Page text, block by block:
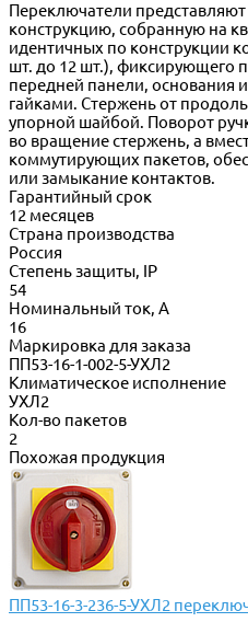
Переключатели
конструкцию, собранную на
идентичных по конструкции
шт. до 12 шт.), фиксирующего
передней панели, основания
гайками. Стержень от
упорной шайбой. Поворот
во вращение стержень, а
коммутирующих пакетов,
или замыкание контактов.
Гарантийный срок
12 месяцев
Страна производства
Россия
Степень защиты, IP
54
Номинальный ток, А
16
Маркировка для заказа
ПП53-16-1-002-5-УХЛ2
Климатическое исполнение
УХЛ2
Кол-во пакетов
2
Похожая продукция
ПП53-16-3-236-5-УХЛ2